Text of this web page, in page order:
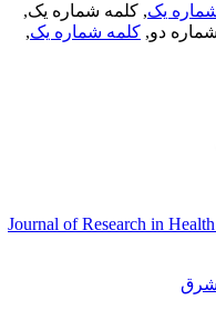
یک, کلمه شماره یک,
دو,کلمه شماره یک,
Journal of Research in